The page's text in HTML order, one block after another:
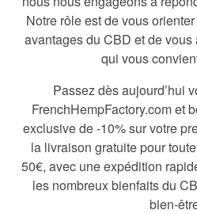
Notre rôle est de vous
avantages du CBD et de
qui vous
Passez dès aujourd’hui
FrenchHempFactory.com et
exclusive de -10% sur votre
la livraison gratuite pour
50€, avec une expédition
les nombreux bienfaits du
bien-